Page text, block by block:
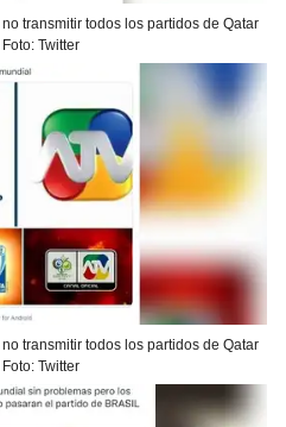
transmitir todos los partidos de Qatar
Twitter
transmitir todos los partidos de Qatar
Twitter